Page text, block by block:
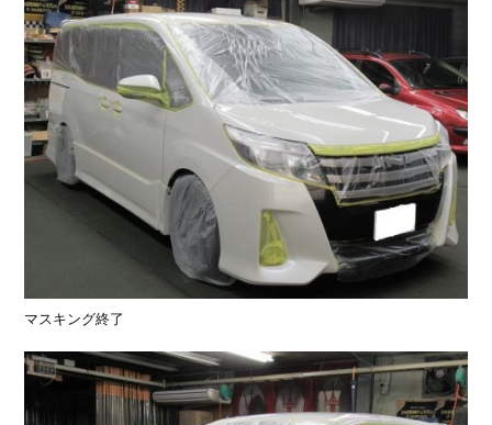
マスキング終了